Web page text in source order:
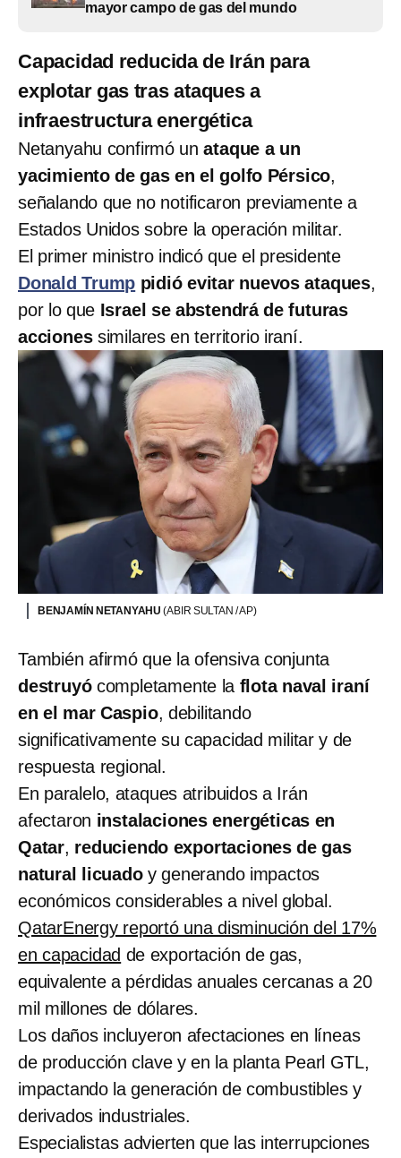
mayor campo de gas del mundo
Capacidad reducida de Irán para
explotar gas tras ataques a
infraestructura energética
Netanyahu confirmó unataque a un
yacimiento de gas en el golfo Pérsico,
señalando que no notificaron previamente a
Estados Unidos sobre la operación militar.
El primer ministro indicó que el presidente
Donald Trump pidió evitar nuevos ataques,
por lo que Israel se abstendrá de futuras
accionessimilares en territorio iraní.
BENJAMÍN NETANYAHU(ABIR SULTAN / AP)
También afirmó que la ofensiva conjunta
destruyócompletamente la flota naval iraní
en el mar Caspio, debilitando
significativamente su capacidad militar y de
respuesta regional.
En paralelo, ataques atribuidos a Irán
afectaron instalaciones energéticas en
Qatar, reduciendo exportaciones de gas
natural licuadoy generando impactos
económicos considerables a nivel global.
QatarEnergy reportó una disminución del 17%
en capacidad de exportación de gas,
equivalente a pérdidas anuales cercanas a 20
mil millones de dólares.
Los daños incluyeron afectaciones en líneas
de producción clave y en la planta Pearl GTL,
impactando la generación de combustibles y
derivados industriales.
Especialistas advierten que las interrupciones